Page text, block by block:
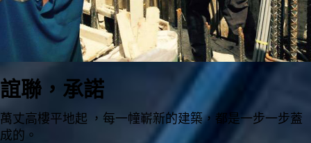
誼聯， 承諾
萬丈高樓平地起 ，每一幢嶄新的建築，都是一步一步蓋
成的。